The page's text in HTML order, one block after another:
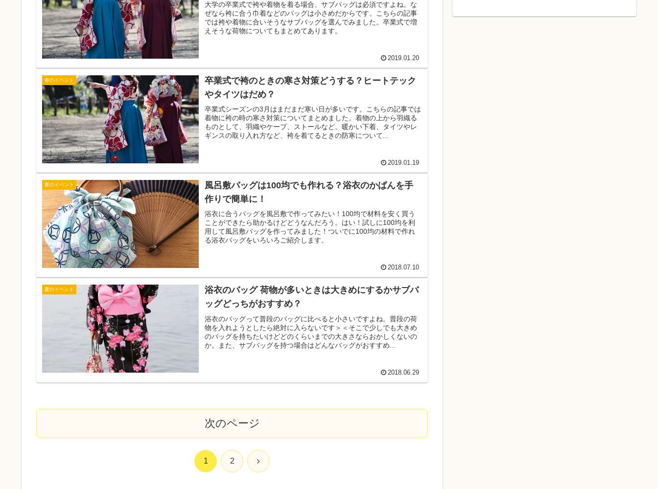
大学の卒業式で袴や着物を着る場合、サブバッグは必須ですよね。な
ぜなら袴に合う巾着などのバッグは小さめだからです。こちらの記事
では袴や着物に合いそうなサブバッグを選んでみました。卒業式で増
えそうな荷物についてもまとめてあります。
2019.01.20
春のイベント
卒業式で袴のときの寒さ対策どうする？ヒートテック
やタイツはだめ？
卒業式シーズンの3月はまだまだ寒い日が多いです。こちらの記事では
着物に袴の時の寒さ対策についてまとめました。着物の上から羽織る
ものとして、羽織やケープ、ストールなど。暖かい下着、タイツやレ
ギンスの取り入れ方など、袴を着てるときの防寒について...
2019.01.19
夏のイベント
風呂敷バッグは100均でも作れる？浴衣のかばんを手
作りで簡単に！
浴衣に合うバッグを風呂敷で作ってみたい！100均で材料を安く買う
ことができたら助かるけどどうなんだろう。はい！試しに100均を利
用して風呂敷バッグを作ってみました！ついでに100均の材料で作れ
る浴衣バッグをいろいろご紹介します。
2018.07.10
夏のイベント
浴衣のバッグ 荷物が多いときは大きめにするかサブバ
ッグどっちがおすすめ？
浴衣のバッグって普段のバッグに比べると小さいですよね。普段の荷
物を入れようとしたら絶対に入らないです＞＜そこで少しでも大きめ
のバッグを持ちたいけどどのくらいまでの大きさならおかしくないの
か。また、サブバッグを持つ場合はどんなバッグがおすすめ...
2018.06.29
次のページ
1 2 次